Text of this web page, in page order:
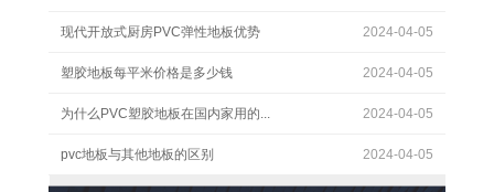
2024-04-05
现代开放式厨房PVC弹性地板优势
2024-04-05
塑胶地板每平米价格是多少钱
2024-04-05
为什么PVC塑胶地板在国内家用的...
2024-04-05
pvc地板与其他地板的区别